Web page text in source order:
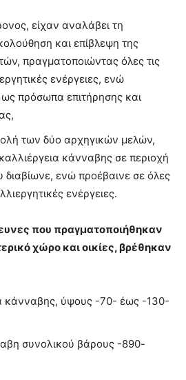
είχαν αναλάβει τη
και επίβλεψη της
πραγματοποιώντας όλες τις
ενέργειες, ενώ
ως πρόσωπα επιτήρησης και
των δύο αρχηγικών μελών,
κάνναβης σε περιοχή
διαβίωνε, ενώ προέβαινε σε όλες
ενέργειες.
που πραγματοποιήθηκαν
χώρο και οικίες, βρέθηκαν
κάνναβης, ύψους -70- έως -130-
συνολικού βάρους -890-